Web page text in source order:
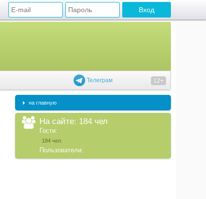
Телеграм 12+
на главную
На сайте: 184 чел
Гости:
184 чел.
Пользователи: